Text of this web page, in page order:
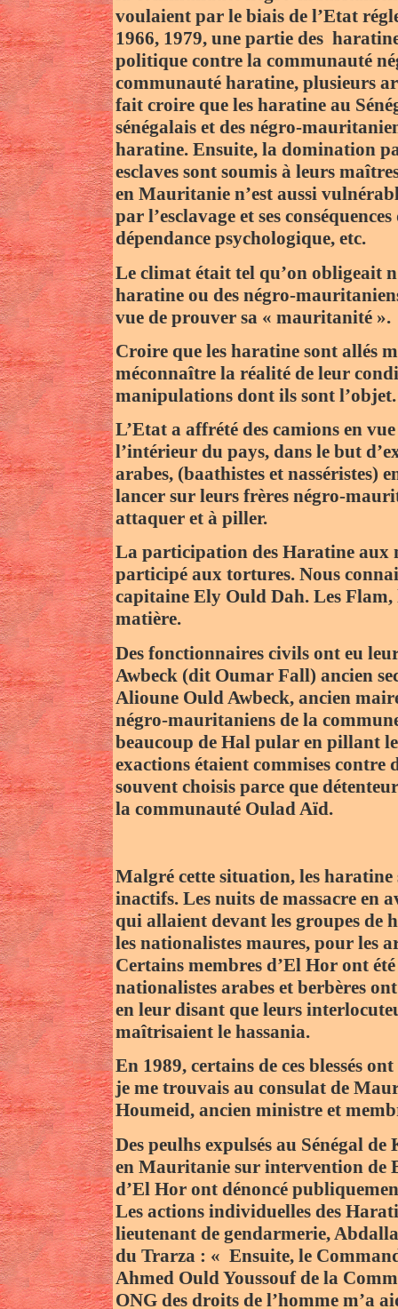
voulaient par le biais de l’Etat
1966, 1979, une partie des
politique contre la communauté
communauté haratine, plusieurs
fait croire que les haratine au
sénégalais et des négro-
haratine. Ensuite, la domination
esclaves sont soumis à leurs
en Mauritanie n’est aussi
par l’esclavage et ses
dépendance psychologique, etc.
Le climat était tel qu’on obligeait
haratine ou des négro-
vue de prouver sa « mauritanité ».
Croire que les haratine sont allés
méconnaître la réalité de leur
manipulations dont ils sont l’objet.
L’Etat a affrété des camions en
l’intérieur du pays, dans le but
arabes, (baathistes et nasséristes)
lancer sur leurs frères négro-
attaquer et à piller.
La participation des Haratine aux
participé aux tortures. Nous
capitaine Ely Ould Dah. Les Flam,
matière.
Des fonctionnaires civils ont eu
Awbeck (dit Oumar Fall) ancien
Alioune Ould Awbeck, ancien
négro-mauritaniens de la
beaucoup de Hal pular en pillant
exactions étaient commises contre
souvent choisis parce que
la communauté Oulad Aïd.
Malgré cette situation, les
inactifs. Les nuits de massacre en
qui allaient devant les groupes de
les nationalistes maures, pour les
Certains membres d’El Hor ont
nationalistes arabes et berbères
en leur disant que leurs
maîtrisaient le hassania.
En 1989, certains de ces blessés
je me trouvais au consulat de
Houmeid, ancien ministre et
Des peulhs expulsés au Sénégal
en Mauritanie sur intervention de
d’El Hor ont dénoncé
Les actions individuelles des
lieutenant de gendarmerie,
du Trarza : « Ensuite, le
Ahmed Ould Youssouf de la
ONG des droits de l’homme m’a